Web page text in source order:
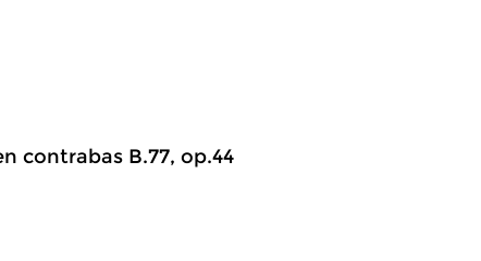
contrabas B.77, op.44